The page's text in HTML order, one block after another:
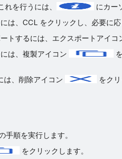
を行うには、
にカー
は、CCL をクリックし、必要に応
トするには、エクスポートアイコ
は、複製アイコン
は、削除アイコン
をク
手順を実行します。
をクリックします。